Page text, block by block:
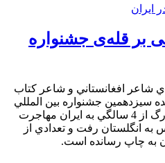
ایران
بر قله‌ی جشنواره
شاعر افغانستاني و شاعر كتاب
سيزدهمين جشنواره بين المللي
شعر فجر ايران شد. اين شاعر بزرگ از 4 سالگي به ايران مهاجرت
انگلستان رفت و تعدادي از
به چاپ رسانده است.